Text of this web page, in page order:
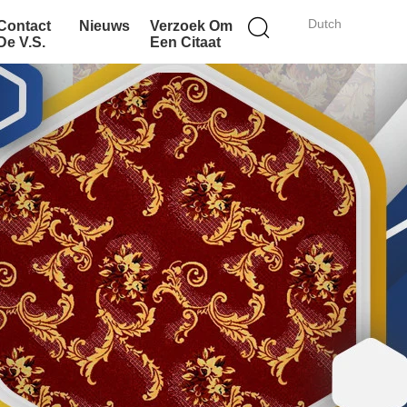
Dutch
V.S.
Nieuws
Verzoek Om
Een Citaat